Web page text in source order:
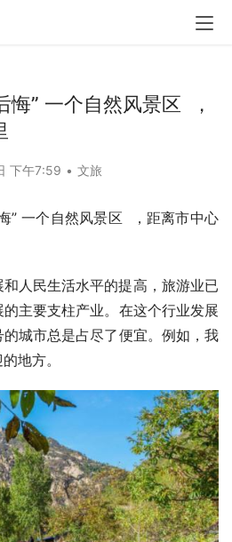
悔” 一个自然风景区 ，
下午7:59 • 文旅
” 一个自然风景区  ，距离市中心
人民生活水平的提高，旅游业已
主要支柱产业。在这个行业发展
城市总是占尽了便宜。例如，我
地方。